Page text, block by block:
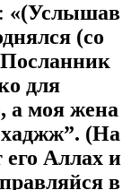
«(Услышав
(со
Посланник
для
а моя жена
хаджж”. (На
его Аллах и
в